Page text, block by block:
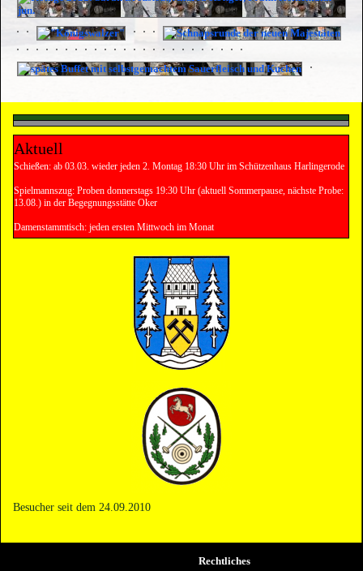
Aktuell
Schießen: ab 03.03. wieder jeden 2. Montag 18:30 Uhr im Schützenhaus Harlingerode
Spielmannszug: Proben donnerstags 19:30 Uhr (aktuell Sommerpause, nächste Probe:
13.08.) in der Begegnungsstätte Oker
Damenstammtisch: jeden ersten Mittwoch im Monat
Besucher seit dem 24.09.2010
Rechtliches